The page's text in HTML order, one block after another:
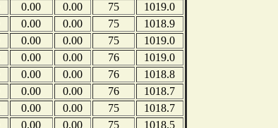
0.00 0.00 75
1019.0
0.00 0.00 75
1018.9
0.00 0.00 75
1019.0
0.00 0.00 76
1019.0
0.00 0.00 76
1018.8
0.00 0.00 76
1018.7
0.00 0.00 75
1018.7
0.00 0.00 75
1018.5